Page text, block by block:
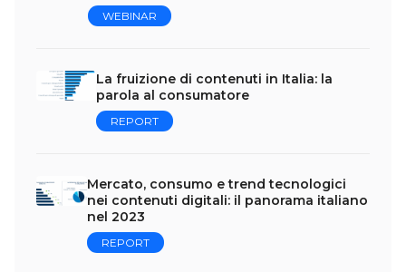
WEBINAR
La fruizione di contenuti in Italia: la
parola al consumatore
REPORT
Mercato, consumo e trend tecnologici
nei contenuti digitali: il panorama italiano
nel 2023
REPORT